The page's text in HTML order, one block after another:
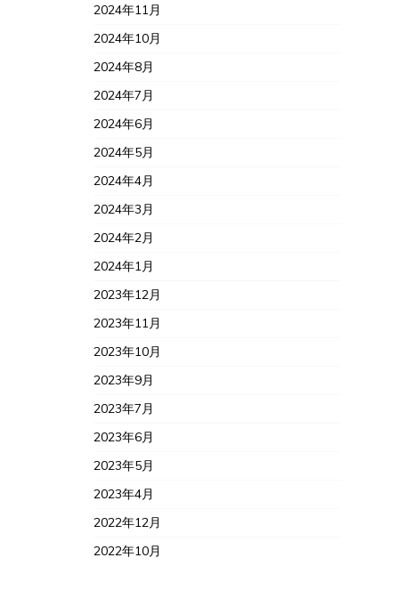
2024年11月
2024年10月
2024年8月
2024年7月
2024年6月
2024年5月
2024年4月
2024年3月
2024年2月
2024年1月
2023年12月
2023年11月
2023年10月
2023年9月
2023年7月
2023年6月
2023年5月
2023年4月
2022年12月
2022年10月